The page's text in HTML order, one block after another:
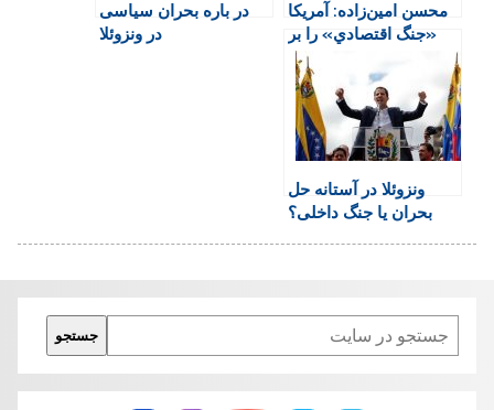
محسن امین‌زاده: آمريكا
«جنگ اقتصادي» را بر
نظامي ترجيح مي‌دهد
در باره بحران سیاسی
در ونزوئلا
ونزوئلا در آستانه حل
بحران یا جنگ داخلی؟
Search
جستجو